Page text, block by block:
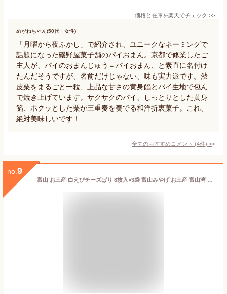
価格と在庫を楽天でチェック >>
めがねちゃん(50代・女性)
「月曜から夜ふかし」で紹介され、ユニークなネーミングで
話題になった磯野屋菓子舗のパイおまん。京都で修業したご
主人が、パイのおまんじゅう＝パイおまん、と素直に名付け
たんだそうですが、名前だけじゃない、味も実力派です。渋
皮栗をまるごと一粒、上品な甘さの黄身餡とパイ生地で包ん
で焼き上げています。サクサクのパイ、しっとりとした黄身
餡、ホクッとした栗が三重奏を奏でる和洋折衷菓子。これ、
絶対美味しいです！
全てのおすすめコメント (4件) >
no. 9
富山 お土産 白えびチーズぱり 8枚入×3袋 富山みやげ お土産 富山湾 白えび 白エビ 白海老 せんべい 煎餅 チーズ iTQi 2年連続受賞 あいの風